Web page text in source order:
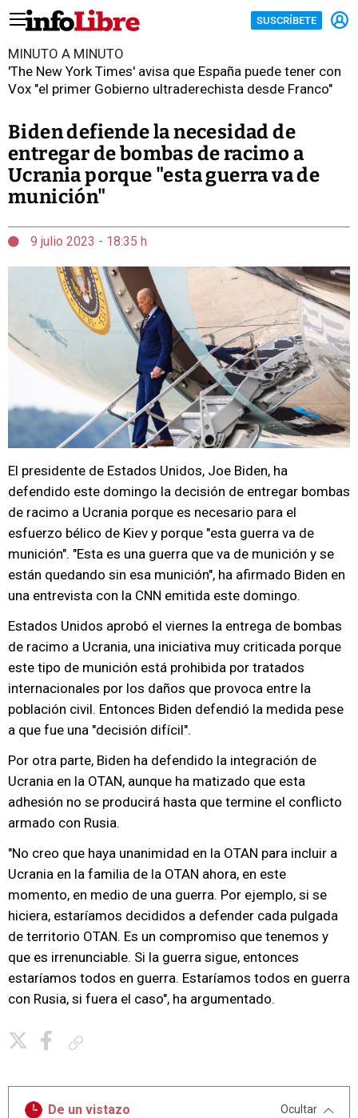
SUSCRÍBETE
MINUTO A MINUTO
'The New York Times' avisa que España puede tener con
Vox "el primer Gobierno ultraderechista desde Franco"
Biden defiende la necesidad de
entregar de bombas de racimo a
Ucrania porque "esta guerra va de
munición"
9 julio 2023 - 18:35 h
El presidente de Estados Unidos, Joe Biden, ha
defendido este domingo la decisión de entregar bombas
de racimo a Ucrania porque es necesario para el
esfuerzo bélico de Kiev y porque "esta guerra va de
munición". "Esta es una guerra que va de munición y se
están quedando sin esa munición", ha afirmado Biden en
una entrevista con la CNN emitida este domingo.
Estados Unidos aprobó el viernes la entrega de bombas
de racimo a Ucrania, una iniciativa muy criticada porque
este tipo de munición está prohibida por tratados
internacionales por los daños que provoca entre la
población civil. Entonces Biden defendió la medida pese
a que fue una "decisión difícil".
Por otra parte, Biden ha defendido la integración de
Ucrania en la OTAN, aunque ha matizado que esta
adhesión no se producirá hasta que termine el conflicto
armado con Rusia.
"No creo que haya unanimidad en la OTAN para incluir a
Ucrania en la familia de la OTAN ahora, en este
momento, en medio de una guerra. Por ejemplo, si se
hiciera, estaríamos decididos a defender cada pulgada
de territorio OTAN. Es un compromiso que tenemos y
que es irrenunciable. Si la guerra sigue, entonces
estaríamos todos en guerra. Estaríamos todos en guerra
con Rusia, si fuera el caso", ha argumentado.
De un vistazo Ocultar